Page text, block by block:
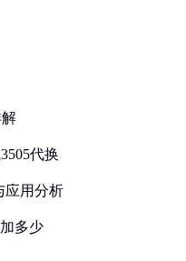
代换
应用分析
多少